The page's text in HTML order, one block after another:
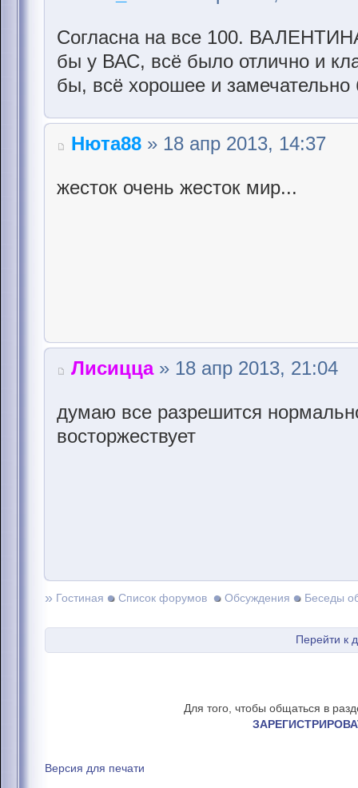
Согласна на все 100.
бы у ВАС, всё было отлично и
бы, всё хорошее и замечательно
Нюта88 » 18 апр 2013, 14:37
жесток очень жесток мир...
Лисицца» 18 апр 2013, 21:04
думаю все разрешится
восторжествует
» Гостиная Список форумов Обсуждения Беседы
Перейти к
Для того, чтобы общаться в
Версия для печати